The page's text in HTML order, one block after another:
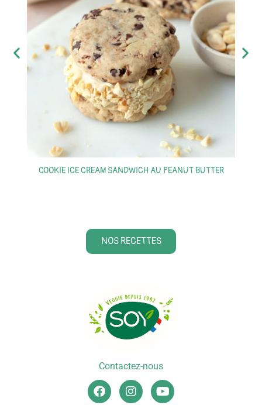
COOKIE ICE CREAM SANDWICH AU PEANUT BUTTER
NOS RECETTES
Contactez-nous